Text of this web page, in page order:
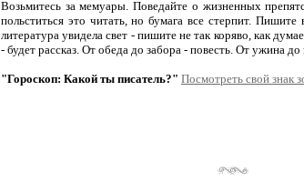
Возьмитесь за мемуары. Поведайте о жизненных
польститься это читать, но бумага все стерпит.
литература увидела свет - пишите не так коряво, как
- будет рассказ. От обеда до забора - повесть. От ужина
"Гороскоп: Какой ты писатель?" Посмотреть свой знак